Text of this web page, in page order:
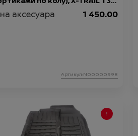
2022). АКЦІЙНА
- 75%
аксесуара 1 450.00
Артикул:N00000998